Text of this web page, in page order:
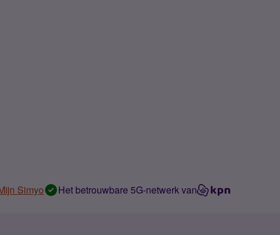
Simyo Het betrouwbare 5G-netwerk van